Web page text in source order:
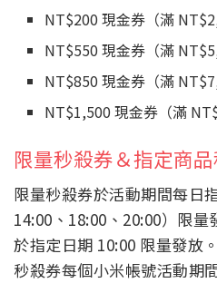
NT$200 現金券（滿
NT$550 現金券（滿
NT$850 現金券（滿
NT$1,500 現金券（滿
限量秒殺券＆指定商
限量秒殺券於活動期間每日
14:00、18:00、20:00）限
於指定日期 10:00 限量發放
秒殺券每個小米帳號活動期